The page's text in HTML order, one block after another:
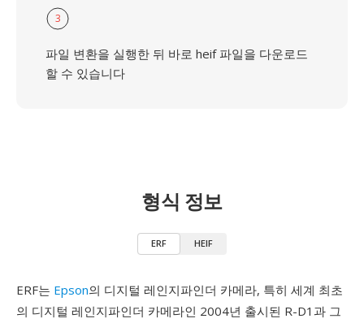
3
파일 변환을 실행한 뒤 바로 heif 파일을 다운로드
할 수 있습니다
형식 정보
ERF HEIF
ERF는 Epson의 디지털 레인지파인더 카메라, 특히 세계 최초
의 디지털 레인지파인더 카메라인 2004년 출시된 R-D1과 그